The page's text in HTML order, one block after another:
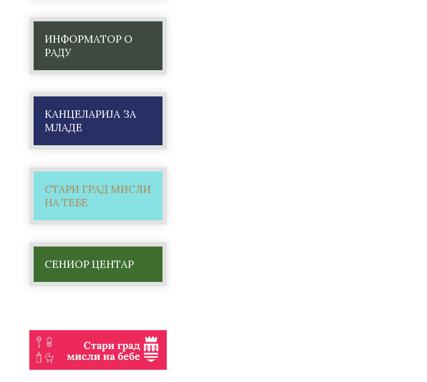
ИНФОРМАТОР О
РАДУ
КАНЦЕЛАРИЈА ЗА
МЛАДЕ
СТАРИ ГРАД МИСЛИ
НА ТЕБЕ
СЕНИОР ЦЕНТАР